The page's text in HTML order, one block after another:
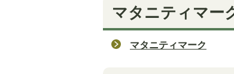
マタニティマー
マタニティマーク